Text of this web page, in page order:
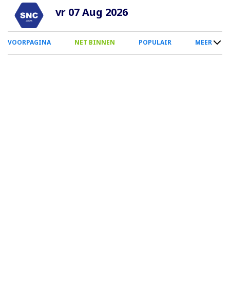
Overslaan
naar
inhoud
vr 07 Aug 2026
0
Smartphone
VOORPAGINA NET BINNEN POPULAIR MEER